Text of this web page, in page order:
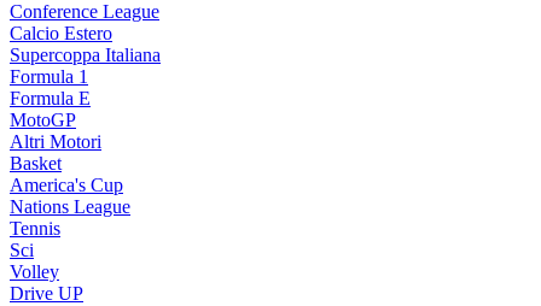
Conference League
Calcio Estero
Supercoppa Italiana
Formula 1
Formula E
MotoGP
Altri Motori
Basket
America's Cup
Nations League
Tennis
Sci
Volley
Drive UP